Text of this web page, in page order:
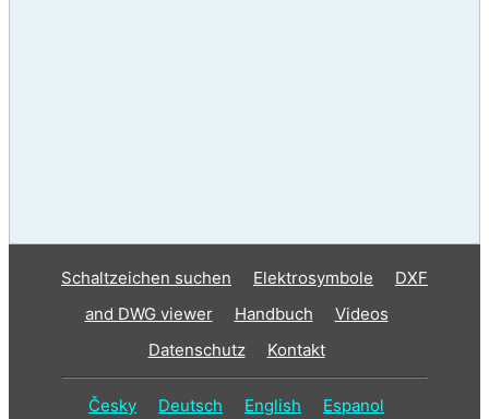
Schaltzeichen suchen Elektrosymbole
DXF
and DWG viewer
Handbuch
Videos
Datenschutz
Kontakt
Česky Deutsch English Espanol